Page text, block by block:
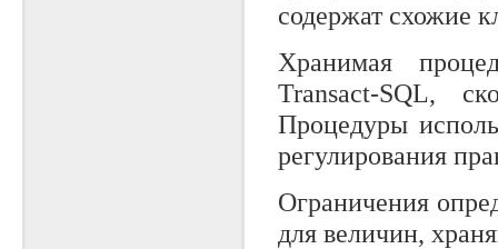
содержат схожие
Хранимая
Transact-SQL,
Процедуры
регулирования
Ограничения
для величин,